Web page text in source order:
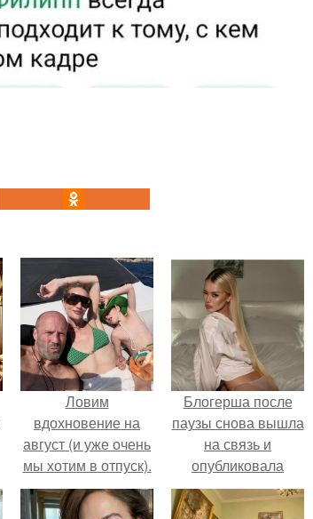
Ловим
вдохновение на
август (и уже очень
мы хотим в отпуск).
Блогерша после
паузы снова вышла
на связь и
опубликовала
свежую серию
кадров из спальни.